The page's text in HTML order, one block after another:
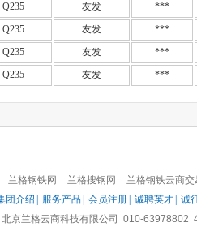
Q235 友发 ***
Q235 友发 ***
Q235 友发 ***
Q235 友发 ***